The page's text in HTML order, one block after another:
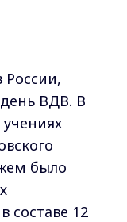
России,
ВДВ. В
учениях
было
составе 12